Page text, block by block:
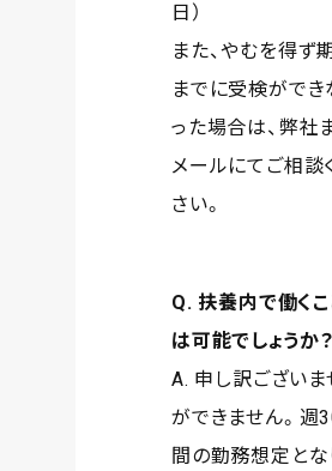
日）
また、やむを得ず
までに受検ができ
った場合は、弊社
メールにてご相談
さい。
Q. 扶養内で働くこ
は可能でしょうか？
A. 申し訳ございま
ができません。週
間の勤務想定とな